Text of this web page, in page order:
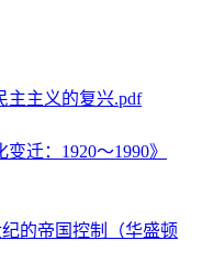
主义的复兴.pdf
迁：1920～1990》
的帝国控制（华盛顿